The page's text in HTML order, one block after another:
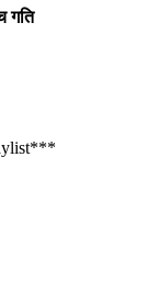
गति